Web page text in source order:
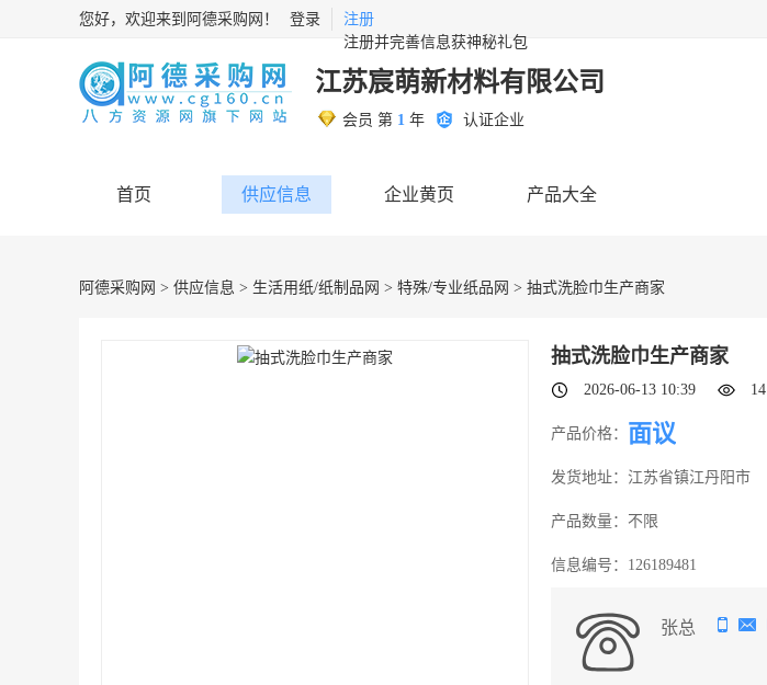
您好，欢迎来到阿德采购网！ 登录
注册
注册并完善信息获神秘礼包
江苏宸萌新材料有限公司
会员 第 1 年 认证企业
首页 供应信息 企业黄页 产品大全
阿德采购网 > 供应信息 > 生活用纸/纸制品网 > 特殊/专业纸品网 > 抽式洗脸巾生产商家
抽式洗脸巾生产商家
2026-06-13 10:39 14
产品价格： 面议
发货地址： 江苏省镇江丹阳市
产品数量： 不限
信息编号： 126189481
张总